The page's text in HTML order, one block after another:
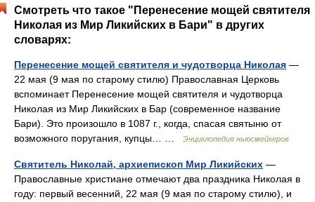
Смотреть что такое "Перенесение мощей святителя
Николая из Мир Ликийских в Бари" в других
словарях:
Перенесение мощей святителя и чудотворца Николая —
22 мая (9 мая по старому стилю) Православная Церковь
вспоминает Перенесение мощей святителя и чудотворца
Николая из Мир Ликийских в Бар (современное название
Бари). Это произошло в 1087 г., когда, спасая святыню от
возможного поругания, купцы… …
Энциклопедия ньюсмейкеров
Святитель Николай, архиепископ Мир Ликийских —
Православные христиане отмечают два праздника Николая в
году: первый весенний, 22 мая (9 мая по старому стилю), и